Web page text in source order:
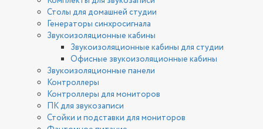
Столы для домашней студии
Генераторы синхросигнала
Звукоизоляционные кабины
Звукоизоляционные кабины для студии
Офисные звукоизоляционные кабины
Звукоизоляционные панели
Контроллеры
Контроллеры для мониторов
ПК для звукозаписи
Стойки и подставки для мониторов